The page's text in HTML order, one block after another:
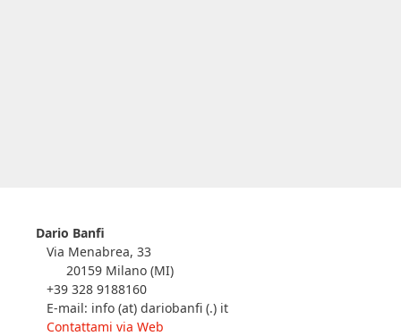
Dario Banfi
Via Menabrea, 33
20159 Milano (MI)
+39 328 9188160
E-mail: info (at) dariobanfi (.) it
Contattami via Web